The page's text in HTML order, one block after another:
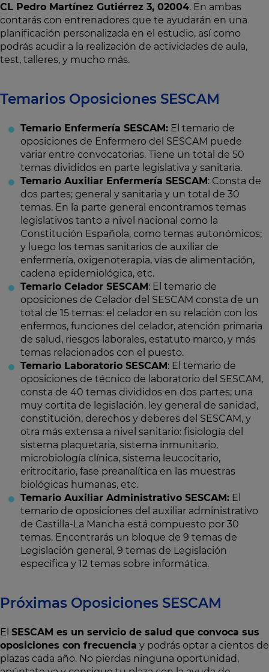
CL Pedro Martínez Gutiérrez 3, 02004. En ambas
contarás con entrenadores que te ayudarán en una
planificación personalizada en el estudio, así como
podrás acudir a la realización de actividades de aula,
test, talleres, y mucho más.
Temarios Oposiciones SESCAM
Temario Enfermería SESCAM: El temario de
oposiciones de Enfermero del SESCAM puede
variar entre convocatorias. Tiene un total de 50
temas divididos en parte legislativa y sanitaria.
Temario Auxiliar Enfermería SESCAM: Consta de
dos partes; general y sanitaria y un total de 30
temas. En la parte general encontramos temas
legislativos tanto a nivel nacional como la
Constitución Española, como temas autonómicos;
y luego los temas sanitarios de auxiliar de
enfermería, oxigenoterapia, vías de alimentación,
cadena epidemiológica, etc.
Temario Celador SESCAM: El temario de
oposiciones de Celador del SESCAM consta de un
total de 15 temas: el celador en su relación con los
enfermos, funciones del celador, atención primaria
de salud, riesgos laborales, estatuto marco, y más
temas relacionados con el puesto.
Temario Laboratorio SESCAM: El temario de
oposiciones de técnico de laboratorio del SESCAM,
consta de 40 temas divididos en dos partes; una
muy cortita de legislación, ley general de sanidad,
constitución, derechos y deberes del SESCAM, y
otra más extensa a nivel sanitario: fisiología del
sistema plaquetaria, sistema inmunitario,
microbiología clínica, sistema leucocitario,
eritrocitario, fase preanalítica en las muestras
biológicas humanas, etc.
Temario Auxiliar Administrativo SESCAM: El
temario de oposiciones del auxiliar administrativo
de Castilla-La Mancha está compuesto por 30
temas. Encontrarás un bloque de 9 temas de
Legislación general, 9 temas de Legislación
específica y 12 temas sobre informática.
Próximas Oposiciones SESCAM
El SESCAM es un servicio de salud que convoca sus
oposiciones con frecuencia y podrás optar a cientos de
plazas cada año. No pierdas ninguna oportunidad,